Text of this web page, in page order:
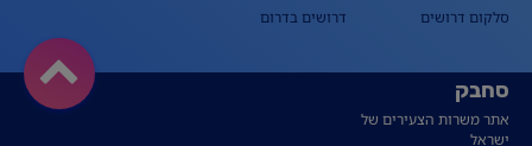
סלקום דרושים
דרושים בדרום
סחבק
אתר משרות הצעירים של
ישראל